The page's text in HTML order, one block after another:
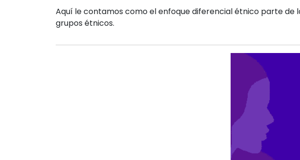
Aquí le contamos como el enfoque diferencial étnico parte
grupos étnicos.